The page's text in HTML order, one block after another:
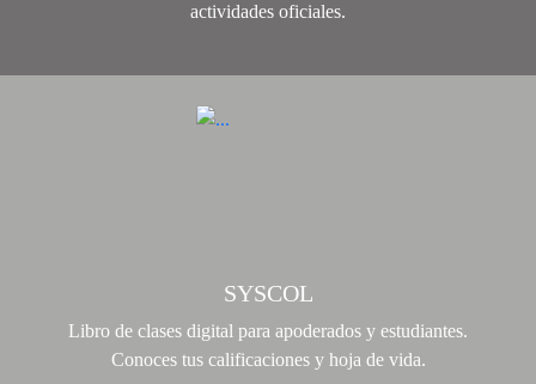
actividades oficiales.
SYSCOL
Libro de clases digital para apoderados y estudiantes.
Conoces tus calificaciones y hoja de vida.